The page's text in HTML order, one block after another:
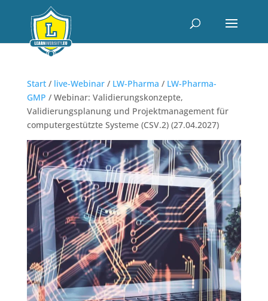
Start/ live-Webinar/ LW-Pharma / LW-Pharma-
GMP / Webinar: Validierungskonzepte,
Validierungsplanung und Projektmanagement für
computergestützte Systeme (CSV.2) (27.04.2027)